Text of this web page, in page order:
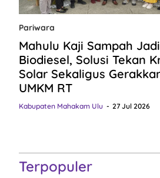
Pariwara
Mahulu Kaji Sampah Jadi
Biodiesel, Solusi Tekan
Solar Sekaligus
UMKM RT
Kabupaten Mahakam Ulu 27 Jul 2026
Terpopuler